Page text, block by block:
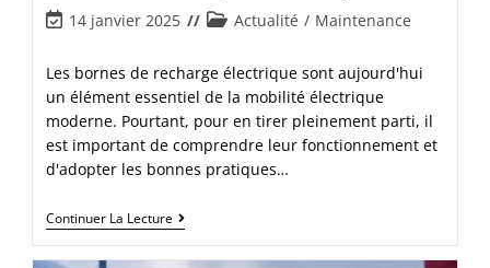
14 janvier 2025 Actualité / Maintenance
Les bornes de recharge électrique sont aujourd'hui
un élément essentiel de la mobilité électrique
moderne. Pourtant, pour en tirer pleinement parti, il
est important de comprendre leur fonctionnement et
d'adopter les bonnes pratiques…
Continuer La Lecture